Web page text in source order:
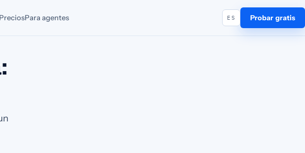
PreciosPara agentes ES Probar gratis